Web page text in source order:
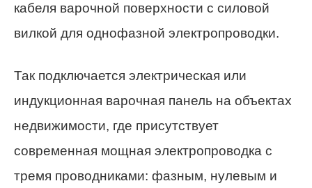
кабеля варочной поверхности с силовой
вилкой для однофазной электропроводки.
Так подключается электрическая или
индукционная варочная панель на объектах
недвижимости, где присутствует
современная мощная электропроводка с
тремя проводниками: фазным, нулевым и